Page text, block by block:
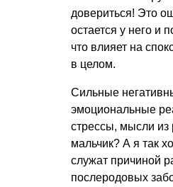
довериться! Это
остается у него и
что влияет на
в целом.
Сильные
эмоциональные
стрессы, мысли из
мальчик? А я так
служат причиной
послеродовых